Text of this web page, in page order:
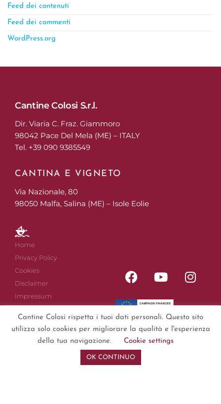
Feed dei contenuti
Feed dei commenti
WordPress.org
Cantine Colosi S.r.l.
Dir. Viaria C. Fraz. Giammoro
98042 Pace Del Mela (ME) – ITALY
Tel. +39 090 9385549
CANTINA E VIGNETO
Via Nazionale, 80
98050 Malfa, Salina (ME) – Isole Eolie
Home
Privacy Policy
Cookies
Disclaimer
Impressum
Cantine Colosi rispetta i tuoi dati personali. Questo sito
utilizza solo cookies per migliorare la qualità e l'esperienza
della tua navigazione.
Cookie settings
OK CONTINUO